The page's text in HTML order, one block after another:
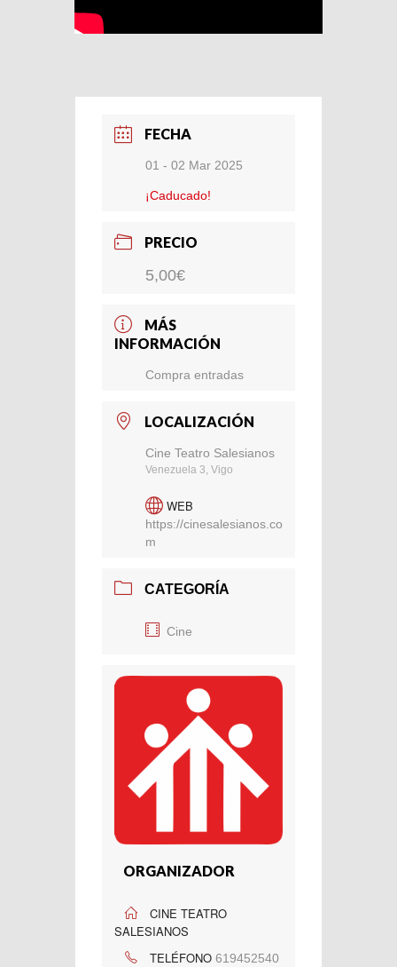
FECHA
01 - 02 Mar 2025
¡Caducado!
PRECIO
5,00€
MÁS
INFORMACIÓN
Compra entradas
LOCALIZACIÓN
Cine Teatro Salesianos
Venezuela 3, Vigo
WEB
https://cinesalesianos.co
m
CATEGORÍA
Cine
ORGANIZADOR
CINE TEATRO
SALESIANOS
TELÉFONO 619452540